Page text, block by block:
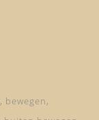
bewegen